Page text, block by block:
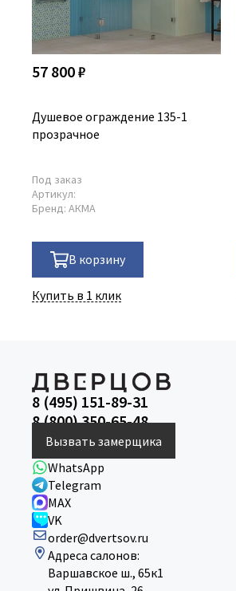
57 800 ₽
Душевое ограждение 135-1
прозрачное
Под заказ
Артикул:
Бренд: АКМА
В корзину
Купить в 1 клик
8 (495) 151-89-31
8 (800) 350-65-48
Вызвать замерщика
WhatsApp
Telegram
MAX
VK
order@dvertsov.ru
Адреса салонов:
Варшавское ш., 65к1